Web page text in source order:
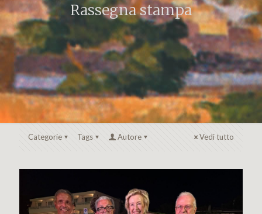
Rassegna stampa
Categorie Tags Autore Vedi tutto